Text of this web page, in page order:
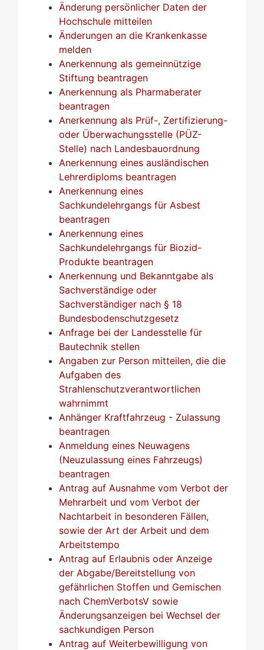
Änderung persönlicher Daten der
Hochschule mitteilen
Änderungen an die Krankenkasse
melden
Anerkennung als gemeinnützige
Stiftung beantragen
Anerkennung als Pharmaberater
beantragen
Anerkennung als Prüf-, Zertifizierung-
oder Überwachungsstelle (PÜZ-
Stelle) nach Landesbauordnung
Anerkennung eines ausländischen
Lehrerdiploms beantragen
Anerkennung eines
Sachkundelehrgangs für Asbest
beantragen
Anerkennung eines
Sachkundelehrgangs für Biozid-
Produkte beantragen
Anerkennung und Bekanntgabe als
Sachverständige oder
Sachverständiger nach § 18
Bundesbodenschutzgesetz
Anfrage bei der Landesstelle für
Bautechnik stellen
Angaben zur Person mitteilen, die die
Aufgaben des
Strahlenschutzverantwortlichen
wahrnimmt
Anhänger Kraftfahrzeug - Zulassung
beantragen
Anmeldung eines Neuwagens
(Neuzulassung eines Fahrzeugs)
beantragen
Antrag auf Ausnahme vom Verbot der
Mehrarbeit und vom Verbot der
Nachtarbeit in besonderen Fällen,
sowie der Art der Arbeit und dem
Arbeitstempo
Antrag auf Erlaubnis oder Anzeige
der Abgabe/Bereitstellung von
gefährlichen Stoffen und Gemischen
nach ChemVerbotsV sowie
Änderungsanzeigen bei Wechsel der
sachkundigen Person
Antrag auf Weiterbewilligung von